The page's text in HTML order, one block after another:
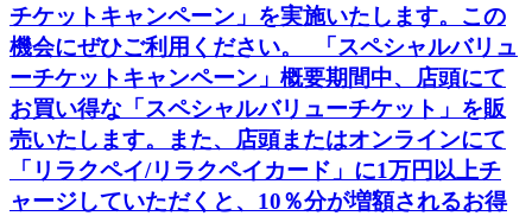
チケットキャンペーン」を実施いたします。この
機会にぜひご利用ください。 「スペシャルバリュ
ーチケットキャンペーン」概要期間中、店頭にて
お買い得な「スペシャルバリューチケット」を販
売いたします。また、店頭またはオンラインにて
「リラクペイ/リラクペイカード」に1万円以上チ
ャージしていただくと、10％分が増額されるお得